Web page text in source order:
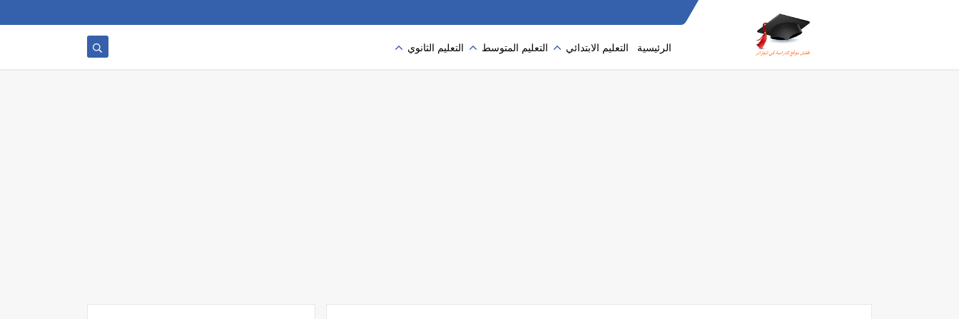
الرئيسية التعليم الابتدائي التعليم المتوسط التعليم الثانوي